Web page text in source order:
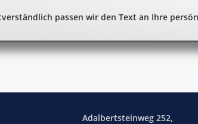
passen wir den Text an Ihre
Adalbertsteinweg 252,